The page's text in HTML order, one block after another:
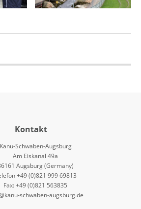
Kontakt
Kanu-Schwaben-Augsburg
Am Eiskanal 49a
Augsburg (Germany)
+49 (0)821 999 69813
Fax: +49 (0)821 563835
schwaben-augsburg.de